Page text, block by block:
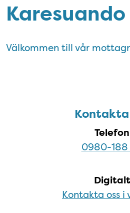
Karesuando
Välkommen till vår
KaresuandoKontakta
Telefon
0980-
Digitalt
Kontakta oss i